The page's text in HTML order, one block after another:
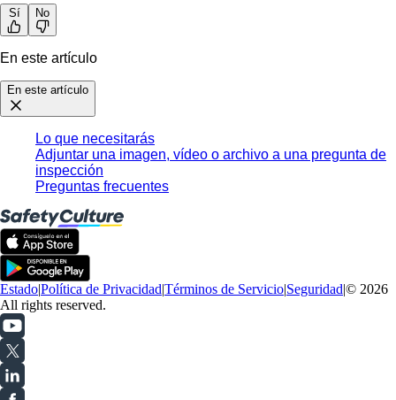
Sí No
En este artículo
En este artículo
Lo que necesitarás
Adjuntar una imagen, vídeo o archivo a una pregunta de
inspección
Preguntas frecuentes
Estado|Política de Privacidad|Términos de Servicio|Seguridad|© 2026
All rights reserved.